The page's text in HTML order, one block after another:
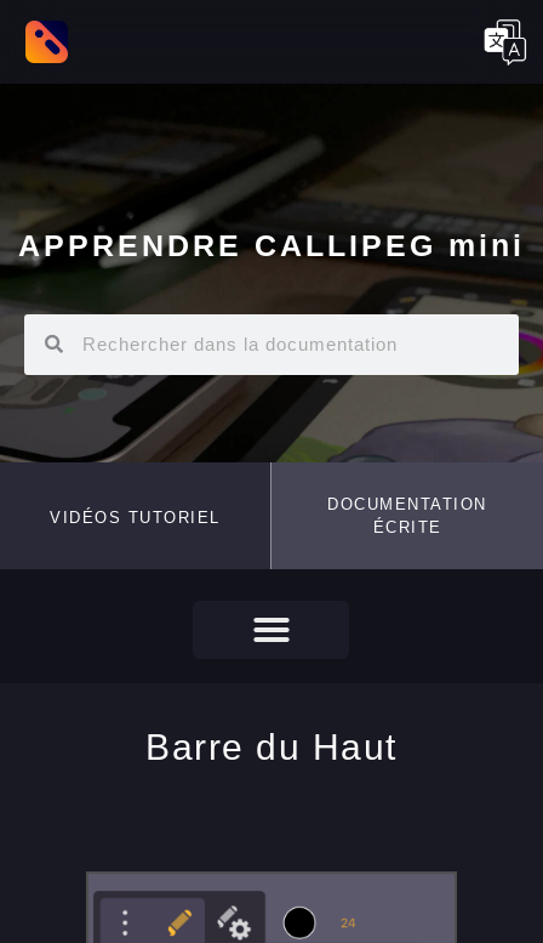
APPRENDRE CALLIPEG mini
VIDÉOS TUTORIEL
DOCUMENTATION
ÉCRITE
Barre du Haut